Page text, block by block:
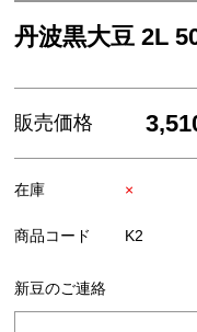
丹波黒大豆 2L
販売価格
在庫 ×
商品コード K2
新豆のご連絡